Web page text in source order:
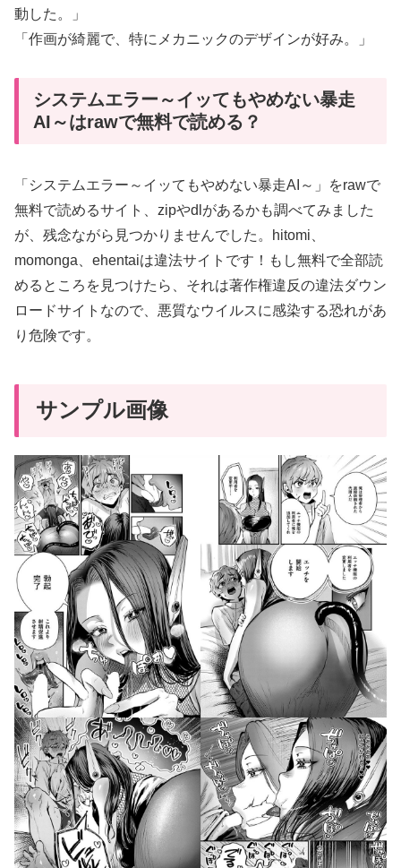
動した。」
「作画が綺麗で、特にメカニックのデザインが好み。」
システムエラー～イッてもやめない暴走
AI～はrawで無料で読める？
「システムエラー～イッてもやめない暴走AI～」をrawで
無料で読めるサイト、zipやdlがあるかも調べてみました
が、残念ながら見つかりませんでした。hitomi、
momonga、ehentaiは違法サイトです！もし無料で全部読
めるところを見つけたら、それは著作権違反の違法ダウン
ロードサイトなので、悪質なウイルスに感染する恐れがあ
り危険です。
サンプル画像